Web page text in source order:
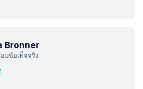
Bronner
บข้อเท็จจริง